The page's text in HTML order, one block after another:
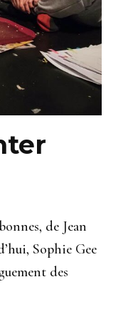
de Jean
Sophie Gee
des